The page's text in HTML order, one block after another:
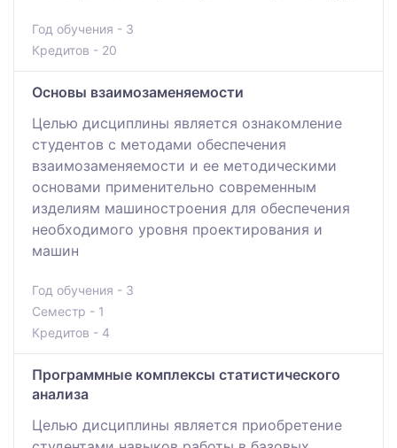
Год обучения - 3
Кредитов - 20
Основы взаимозаменяемости
Целью дисциплины является ознакомление
студентов с методами обеспечения
взаимозаменяемости и ее методическими
основами применительно современным
изделиям машиностроения для обеспечения
необходимого уровня проектирования и
машин
Год обучения - 3
Семестр - 1
Кредитов - 4
Программные комплексы статистического
анализа
Целью дисциплины является приобретение